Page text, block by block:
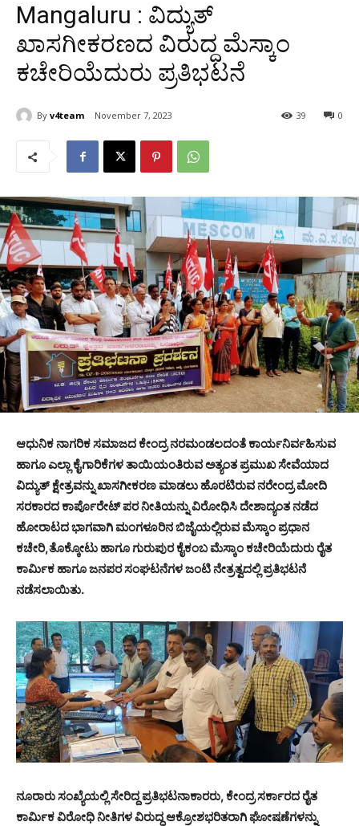
Mangaluru : ವಿದ್ಯುತ್
ಖಾಸಗೀಕರಣದ ವಿರುದ್ದ ಮೆಸ್ಕಾಂ
ಕಚೇರಿಯೆದುರು ಪ್ರತಿಭಟನೆ
By v4team November 7, 2023 0
39
ಆಧುನಿಕ ನಾಗರಿಕ ಸಮಾಜದ ಕೇಂದ್ರ ನರಮಂಡಲದಂತೆ ಕಾರ್ಯನಿರ್ವಹಿಸುವ
ಹಾಗೂ ಎಲ್ಲಾ ಕೈಗಾರಿಕೆಗಳ ತಾಯಿಯಂತಿರುವ ಅತ್ಯಂತ ಪ್ರಮುಖ ಸೇವೆಯಾದ
ವಿದ್ಯುತ್ ಕ್ಷೇತ್ರವನ್ನು ಖಾಸಗೀಕರಣ ಮಾಡಲು ಹೊರಟಿರುವ ನರೇಂದ್ರ ಮೋದಿ
ಸರಕಾರದ ಕಾರ್ಪೊರೇಟ್ ಪರ ನೀತಿಯನ್ನು ವಿರೋಧಿಸಿ ದೇಶಾದ್ಯಂತ ನಡೆದ
ಹೋರಾಟದ ಭಾಗವಾಗಿ ಮಂಗಳೂರಿನ ಬಿಜೈಯಲ್ಲಿರುವ ಮೆಸ್ಕಾಂ ಪ್ರಧಾನ
ಕಚೇರಿ,ತೊಕ್ಕೋಟು ಹಾಗೂ ಗುರುಪುರ ಕೈಕಂಬ ಮೆಸ್ಕಾಂ ಕಚೇರಿಯೆದುರು ರೈತ
ಕಾರ್ಮಿಕ ಹಾಗೂ ಜನಪರ ಸಂಘಟನೆಗಳ ಜಂಟಿ ನೇತ್ರತ್ವದಲ್ಲಿ ಪ್ರತಿಭಟನೆ
ನಡೆಸಲಾಯಿತು.
ನೂರಾರು ಸಂಖ್ಯೆಯಲ್ಲಿ ಸೇರಿದ್ದ ಪ್ರತಿಭಟನಾಕಾರರು, ಕೇಂದ್ರ ಸರ್ಕಾರದ ರೈತ
ಕಾರ್ಮಿಕ ವಿರೋಧಿ ನೀತಿಗಳ ವಿರುದ್ಧ ಆಕ್ರೋಶಭರಿತರಾಗಿ ಘೋಷಣೆಗಳನ್ನು